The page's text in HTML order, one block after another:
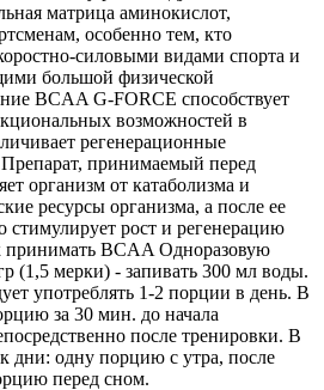
матрица аминокислот,
особенно тем, кто
силовыми видами спорта и
большой физической
BCAA G-FORCE способствует
возможностей в
регенерационные
принимаемый перед
организм от катаболизма и
ресурсы организма, а после ее
стимулирует рост и регенерацию
BCAA Одноразовую
(1,5 мерки) - запивать 300 мл воды.
употреблять 1-2 порции в день. В
за 30 мин. до начала
после тренировки. В
дни: одну порцию с утра, после
перед сном.